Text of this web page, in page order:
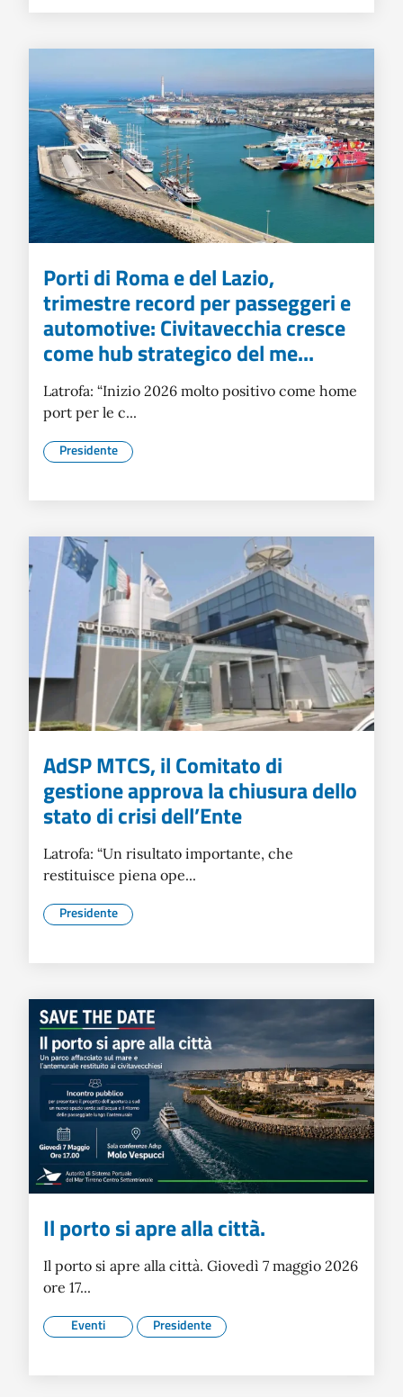
Porti di Roma e del Lazio,
trimestre record per passeggeri e
automotive: Civitavecchia cresce
come hub strategico del me...
Latrofa: “Inizio 2026 molto positivo come home
port per le c...
Presidente
AdSP MTCS, il Comitato di
gestione approva la chiusura dello
stato di crisi dell’Ente
Latrofa: “Un risultato importante, che
restituisce piena ope...
Presidente
Il porto si apre alla città.
Il porto si apre alla città. Giovedì 7 maggio 2026
ore 17...
Eventi Presidente